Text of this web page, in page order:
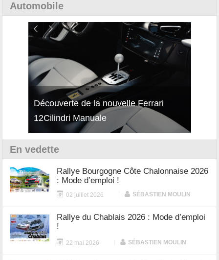
Automobile
Découverte de la nouvelle Ferrari
12Cilindri Manuale
En vedette
Rallye Bourgogne Côte Chalonnaise 2026
: Mode d’emploi !
02 juillet 2026 SÉBASTIEN MOULIN
Rallye du Chablais 2026 : Mode d’emploi
!
22 mai 2026 SÉBASTIEN MOULIN